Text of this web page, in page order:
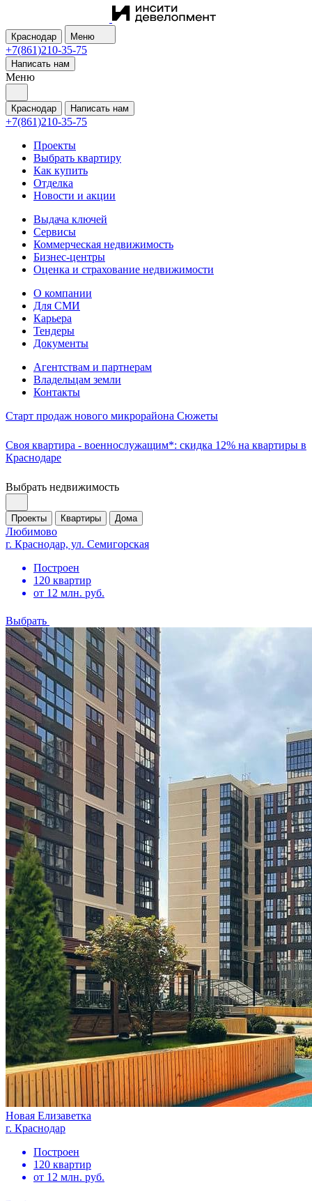
Краснодар Меню
+7(861)210-35-75
Написать нам
Меню
Краснодар Написать нам
+7(861)210-35-75
Проекты
Выбрать квартиру
Как купить
Отделка
Новости и акции
Выдача ключей
Сервисы
Коммерческая недвижимость
Бизнес-центры
Оценка и страхование недвижимости
О компании
Для СМИ
Карьера
Тендеры
Документы
Агентствам и партнерам
Владельцам земли
Контакты
Старт продаж нового микрорайона Сюжеты
Своя квартира - военнослужащим*: скидка 12% на квартиры в
Краснодаре
Выбрать недвижимость
Проекты Квартиры Дома
Любимово
г. Краснодар, ул. Семигорская
Построен
120 квартир
от 12 млн. руб.
Выбрать
Новая Елизаветка
г. Краснодар
Построен
120 квартир
от 12 млн. руб.